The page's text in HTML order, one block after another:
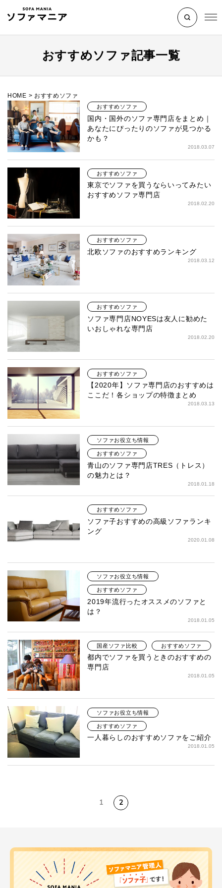
おすすめソファ記事一覧
HOME > おすすめソファ
おすすめソファ
国内・国外のソファ専門店をまとめ｜
あなたにぴったりのソファが見つかる
かも？
2018.03.07
おすすめソファ
東京でソファを買うならいってみたい
おすすめソファ専門店
2018.02.20
おすすめソファ
北欧ソファのおすすめランキング
2018.03.12
おすすめソファ
ソファ専門店NOYESは友人に勧めた
いおしゃれな専門店
2018.02.20
おすすめソファ
【2020年】ソファ専門店のおすすめは
ここだ！各ショップの特徴まとめ
2018.03.13
ソファお役立ち情報
おすすめソファ
青山のソファ専門店TRES（トレス）
の魅力とは？
2018.01.18
おすすめソファ
ソファ子おすすめの高級ソファランキ
ング
2020.01.08
ソファお役立ち情報
おすすめソファ
2019年流行ったオススメのソファと
は？
2018.01.05
国産ソファ比較 おすすめソファ
都内でソファを買うときのおすすめの
専門店
2018.01.05
ソファお役立ち情報
おすすめソファ
一人暮らしのおすすめソファをご紹介
2018.01.05
1 2